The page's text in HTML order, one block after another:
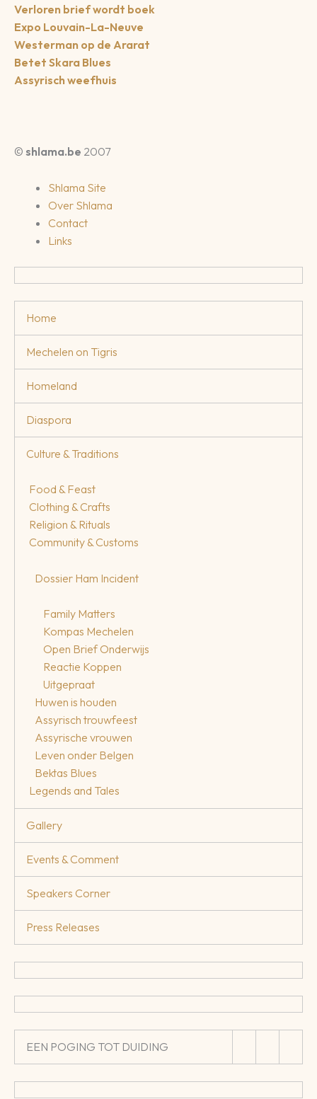
Verloren brief wordt boek
Expo Louvain-La-Neuve
Westerman op de Ararat
Betet Skara Blues
Assyrisch weefhuis
© shlama.be 2007
Shlama Site
Over Shlama
Contact
Links
Home
Mechelen on Tigris
Homeland
Diaspora
Culture & Traditions
Food & Feast
Clothing & Crafts
Religion & Rituals
Community & Customs
Dossier Ham Incident
Family Matters
Kompas Mechelen
Open Brief Onderwijs
Reactie Koppen
Uitgepraat
Huwen is houden
Assyrisch trouwfeest
Assyrische vrouwen
Leven onder Belgen
Bektas Blues
Legends and Tales
Gallery
Events & Comment
Speakers Corner
Press Releases
EEN POGING TOT DUIDING